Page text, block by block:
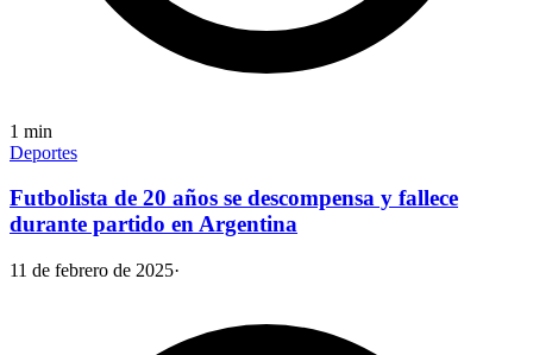
1 min
Deportes
Futbolista de 20 años se descompensa y fallece
durante partido en Argentina
11 de febrero de 2025·